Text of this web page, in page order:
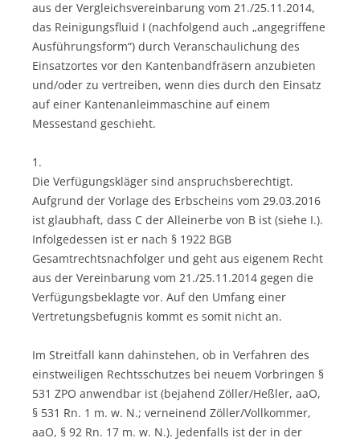
aus der Vergleichsvereinbarung vom 21./25.11.2014,
das Reinigungsfluid I (nachfolgend auch „angegriffene
Ausführungsform“) durch Veranschaulichung des
Einsatzortes vor den Kantenbandfräsern anzubieten
und/oder zu vertreiben, wenn dies durch den Einsatz
auf einer Kantenanleimmaschine auf einem
Messestand geschieht.
1.
Die Verfügungskläger sind anspruchsberechtigt.
Aufgrund der Vorlage des Erbscheins vom 29.03.2016
ist glaubhaft, dass C der Alleinerbe von B ist (siehe I.).
Infolgedessen ist er nach § 1922 BGB
Gesamtrechtsnachfolger und geht aus eigenem Recht
aus der Vereinbarung vom 21./25.11.2014 gegen die
Verfügungsbeklagte vor. Auf den Umfang einer
Vertretungsbefugnis kommt es somit nicht an.
Im Streitfall kann dahinstehen, ob in Verfahren des
einstweiligen Rechtsschutzes bei neuem Vorbringen §
531 ZPO anwendbar ist (bejahend Zöller/Heßler, aaO,
§ 531 Rn. 1 m. w. N.; verneinend Zöller/Vollkommer,
aaO, § 92 Rn. 17 m. w. N.). Jedenfalls ist der in der